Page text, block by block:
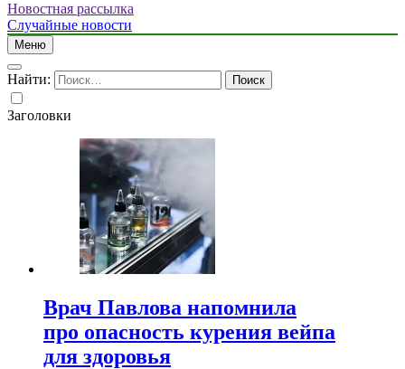
Новостная рассылка
Случайные новости
Меню
Найти:
Заголовки
Врач Павлова напомнила
про опасность курения вейпа
для здоровья